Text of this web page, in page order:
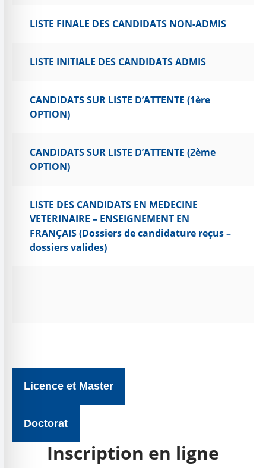
LISTE FINALE DES CANDIDATS NON-ADMIS
LISTE INITIALE DES CANDIDATS ADMIS
CANDIDATS SUR LISTE D’ATTENTE (1ère
OPTION)
CANDIDATS SUR LISTE D’ATTENTE (2ème
OPTION)
LISTE DES CANDIDATS EN MEDECINE
VETERINAIRE – ENSEIGNEMENT EN
FRANÇAIS (Dossiers de candidature reçus –
dossiers valides)
Licence et Master
Doctorat
Inscription en ligne